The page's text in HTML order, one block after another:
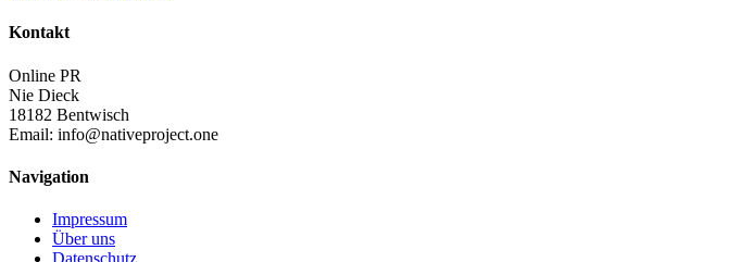
Kontakt
Online PR
Nie Dieck
18182 Bentwisch
Email: info@nativeproject.one
Navigation
Impressum
Über uns
Datenschutz